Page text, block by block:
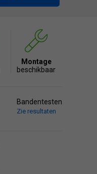
Montage
beschikbaar
Bandentesten
Zie resultaten